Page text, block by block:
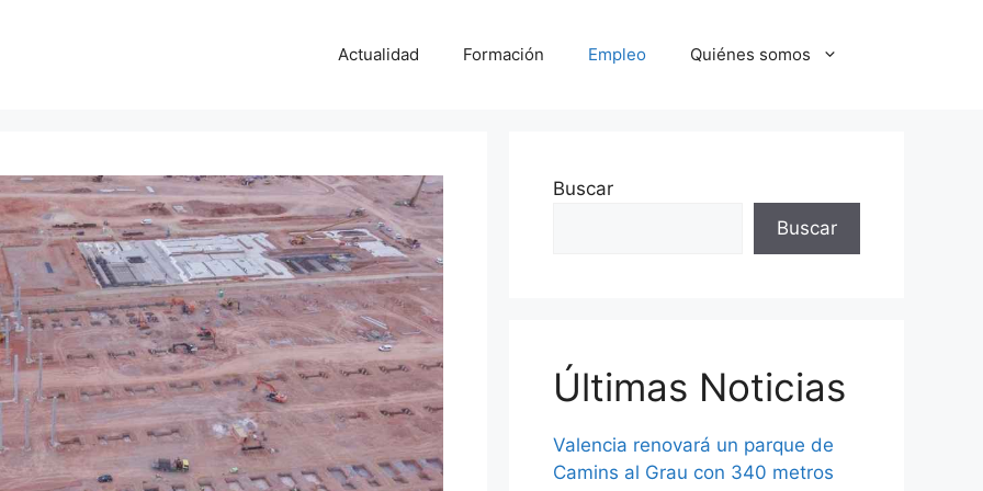
Actualidad Formación Empleo Quiénes somos
Buscar
Buscar
Últimas Noticias
Valencia renovará un parque de
Camins al Grau con 340 metros